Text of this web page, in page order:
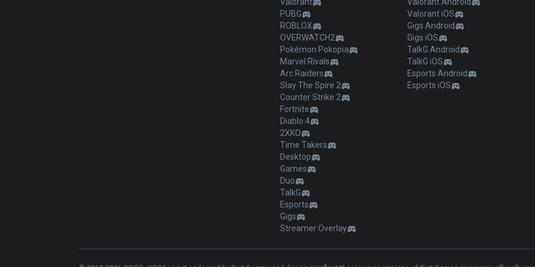
PUBG
ROBLOX
OVERWATCH2
Pokémon Pokopia
Marvel Rivals
Arc Raiders
Slay The Spire 2
Counter Strike 2
Fortnite
Diablo 4
2XKO
Time Takers
Desktop
Games
Duo
TalkG
Esports
Gigs
Streamer Overlay
Valorant iOS
Gigs Android
Gigs iOS
TalkG Android
TalkG iOS
Esports Android
Esports iOS